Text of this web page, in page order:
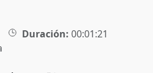
Duración: 00:01:21